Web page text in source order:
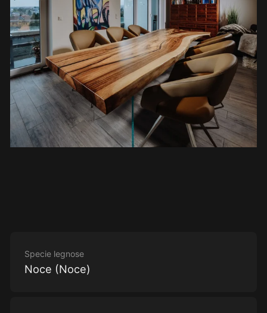
Specie legnose
Noce (Noce)